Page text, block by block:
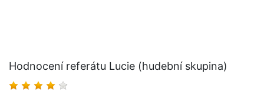
Hodnocení referátu Lucie (hudební skupina)